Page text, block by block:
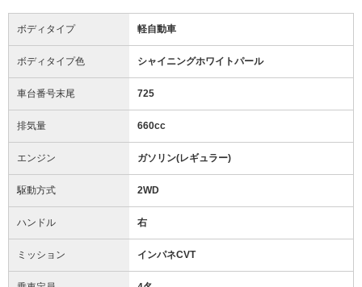
ボディタイプ 軽自動車
ボディタイプ色 シャイニングホワイトパール
車台番号末尾 725
排気量 660cc
エンジン ガソリン(レギュラー)
駆動方式 2WD
ハンドル 右
ミッション インパネCVT